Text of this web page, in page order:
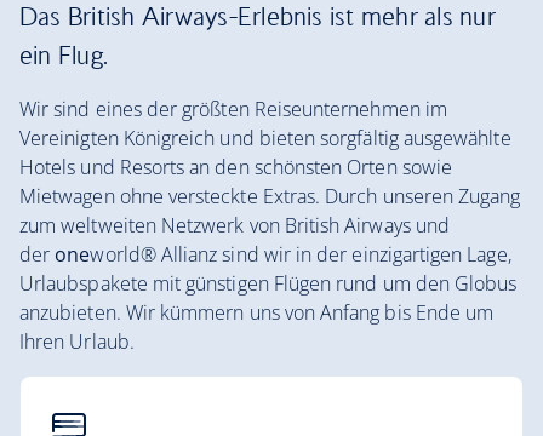
Das British Airways-Erlebnis ist mehr als nur
ein Flug.
Wir sind eines der größten Reiseunternehmen im
Vereinigten Königreich und bieten sorgfältig ausgewählte
Hotels und Resorts an den schönsten Orten sowie
Mietwagen ohne versteckte Extras. Durch unseren Zugang
zum weltweiten Netzwerk von British Airways und
der oneworld® Allianz sind wir in der einzigartigen Lage,
Urlaubspakete mit günstigen Flügen rund um den Globus
anzubieten. Wir kümmern uns von Anfang bis Ende um
Ihren Urlaub.